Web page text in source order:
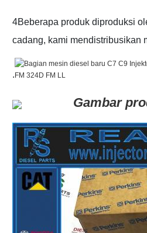
4Beberapa produk diproduksi
cadang, kami mendistribusikan
.
Gambar